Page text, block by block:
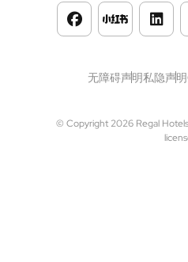
© Copyright 2026 Regal
Footer无障碍声明私隐声明